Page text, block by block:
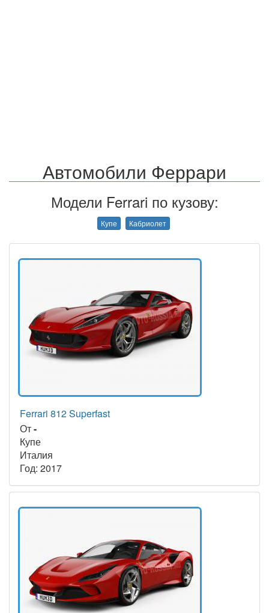
Автомобили Феррари
Модели Ferrari по кузову:
Купе Кабриолет
Ferrari 812 Superfast
От-
Купе
Италия
Год: 2017